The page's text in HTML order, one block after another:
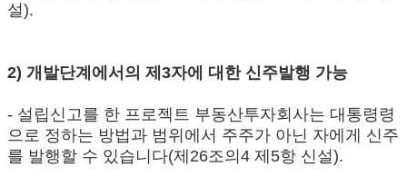
설).
2) 개발단계에서의 제3자에 대한 신주발행 가능
- 설립신고를 한 프로젝트 부동산투자회사는 대통령령
으로 정하는 방법과 범위에서 주주가 아닌 자에게 신주
를 발행할 수 있습니다(제26조의4 제5항 신설).